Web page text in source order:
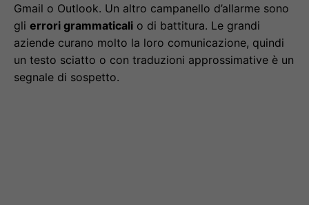
Gmail o Outlook. Un altro campanello d’allarme sono
gli errori grammaticali o di battitura. Le grandi
aziende curano molto la loro comunicazione, quindi
un testo sciatto o con traduzioni approssimative è un
segnale di sospetto.